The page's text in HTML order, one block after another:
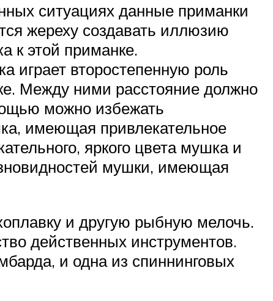
ситуациях данные приманки
жереху создавать иллюзию
к этой приманке.
второстепенную роль
Между ними расстояние должно
можно избежать
имеющая привлекательное
яркого цвета мушка и
мушки, имеющая
и другую рыбную мелочь.
действенных инструментов.
и одна из спиннинговых